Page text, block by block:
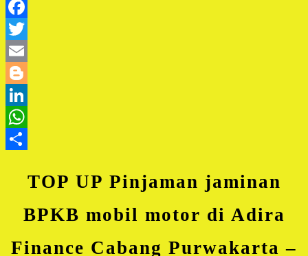
TOP UP Pinjaman jaminan
BPKB mobil motor di Adira
Finance Cabang Purwakarta –